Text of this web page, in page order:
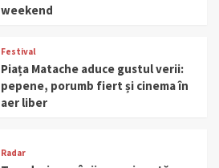
weekend
Festival
Piața Matache aduce gustul verii:
pepene, porumb fiert și cinema în
aer liber
Radar